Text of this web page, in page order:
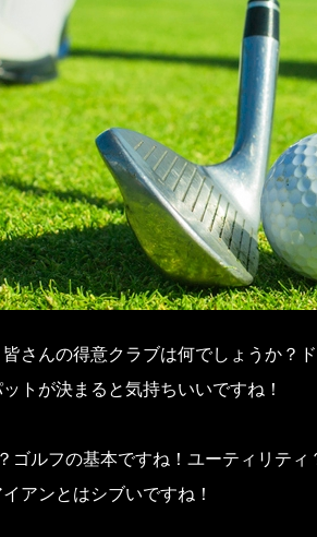
さんの得意クラブは何でしょうか？
トが決まると気持ちいいですね！
ゴルフの基本ですね！ユーティリテ
アンとはシブいですね！